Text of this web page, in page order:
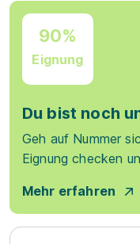
90%
Eignung
Du bist noch
Geh auf Nummer
Eignung checken
Mehr erfahren